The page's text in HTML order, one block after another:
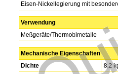
Eisen-Nickellegierung mit
Verwendung
Meßgeräte/Thermobimetalle
Mechanische Eigenschaften
Dichte
8,2